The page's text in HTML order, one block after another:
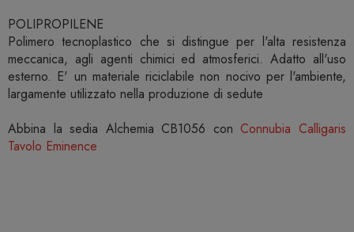
POLIPROPILENE
Polimero tecnoplastico che si distingue per l'alta resistenza
meccanica, agli agenti chimici ed atmosferici. Adatto all'uso
esterno. E' un materiale riciclabile non nocivo per l'ambiente,
largamente utilizzato nella produzione di sedute
Abbina la sedia Alchemia CB1056 con Connubia Calligaris
Tavolo Eminence